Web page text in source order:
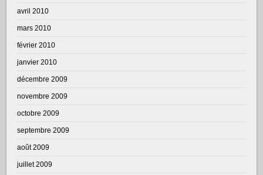
avril 2010
mars 2010
février 2010
janvier 2010
décembre 2009
novembre 2009
octobre 2009
septembre 2009
août 2009
juillet 2009